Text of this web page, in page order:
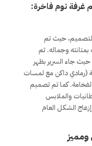
غرفة نوم فاخرة:
التصميم، حيث تم
وجماله. تم
جاء السرير بظهر
(رمادي داكن مع لمسات
كما تم تصميم
والملابس
الشكل العام